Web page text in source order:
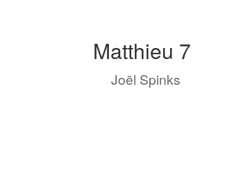
Matthieu 7
byJoël Spinks